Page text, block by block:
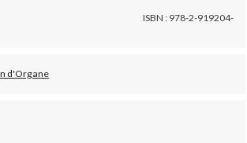
ISBN : 978-2-919204-
d'Organe